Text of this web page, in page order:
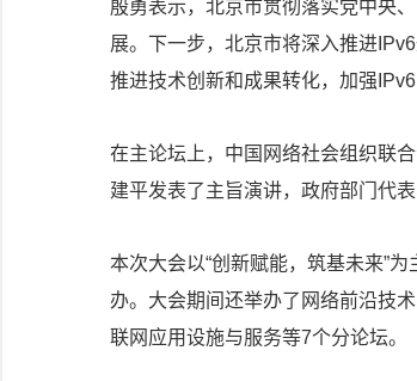
殷勇表示，北京市贯彻落实党中央
展。下一步，北京市将深入推进
推进技术创新和成果转化，加强IPv6
在主论坛上，中国网络社会组织联
建平发表了主旨演讲，政府部门代
本次大会以“创新赋能，筑基未来”
办。大会期间还举办了网络前沿技
联网应用设施与服务等7个分论坛。